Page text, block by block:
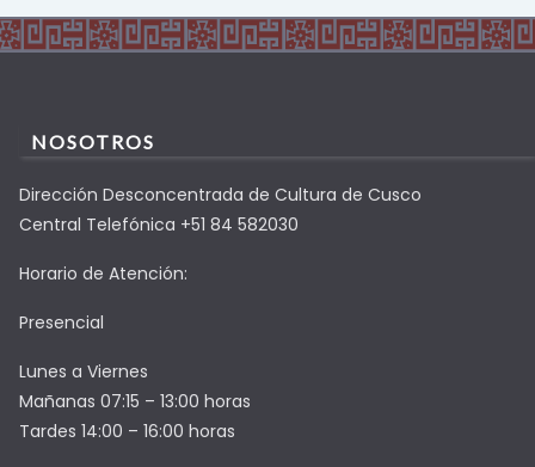
NOSOTROS
Dirección Desconcentrada de Cultura de Cusco
Central Telefónica +51 84 582030
Horario de Atención:
Presencial
Lunes a Viernes
Mañanas 07:15 – 13:00 horas
Tardes 14:00 – 16:00 horas